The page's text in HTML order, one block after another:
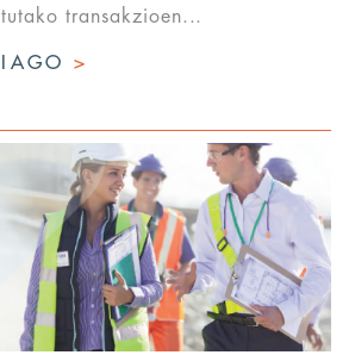
transakzioen...
>